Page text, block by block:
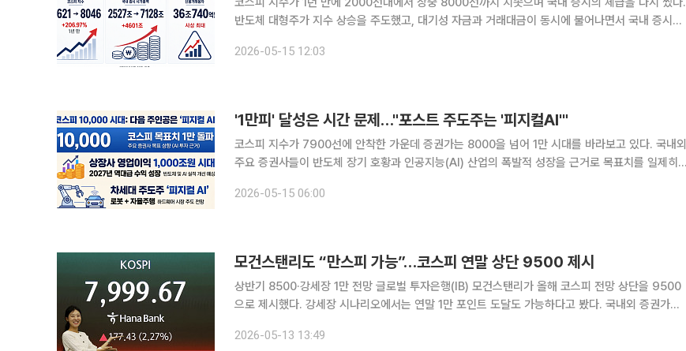
반도체 대형주가 지수 상승을 주도했고, 대기성 자금과 거래대금이 동시에 불어나면서 국내 증시는
피 지수는 이날 장중 8046.78까지 오르며 사상 처음으로
2026-05-15 12:03
'1만피' 달성은 시간 문제…"포스트 주도주는 '피지컬AI'"
코스피 지수가 7900선에 안착한 가운데 증권가는 8000을 넘어 1만 시대를 바라보고 있다. 국내외
주요 증권사들이 반도체 장기 호황과 인공지능(AI) 산업의 폭발적 성장을 근거로 목표치를 일제히
권사들이 코스피의 전망치를 잇따라 상향하며 지수 1만 달성
2026-05-15 06:00
모건스탠리도 “만스피 가능”…코스피 연말 상단 9500 제시
상반기 8500·강세장 1만 전망 글로벌 투자은행(IB) 모건스탠리가 올해 코스피 전망 상단을 9500
으로 제시했다. 강세장 시나리오에서는 연말 1만 포인트 도달도 가능하다고 봤다. 국내외 증권가의
르면 모건스탠리는 전날 발간한 보고서에서 코스피의 올해 연말
2026-05-13 13:49